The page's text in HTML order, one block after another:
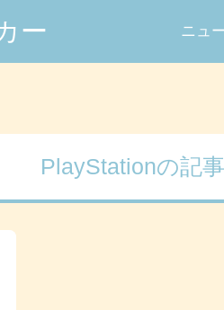
ー ニュ
PlayStationの記